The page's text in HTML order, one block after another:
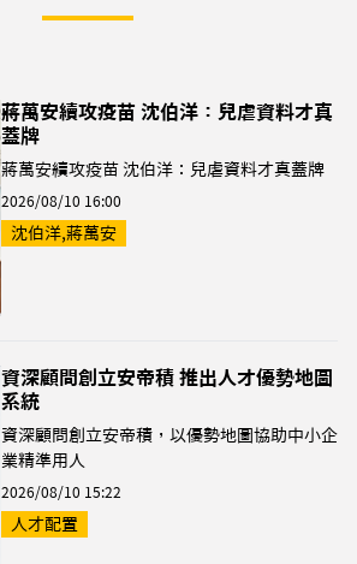
蔣萬安續攻疫苗 沈伯洋：兒虐資料才真
蓋牌
蔣萬安續攻疫苗 沈伯洋：兒虐資料才真蓋牌
2026/08/10 16:00
沈伯洋,蔣萬安
資深顧問創立安帝積 推出人才優勢地圖
系統
資深顧問創立安帝積，以優勢地圖協助中小企
業精準用人
2026/08/10 15:22
人才配置